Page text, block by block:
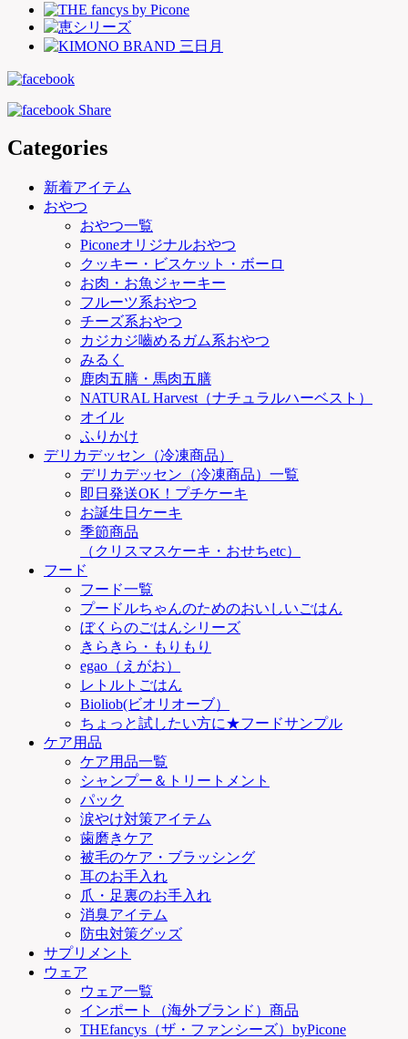
Categories
新着アイテム
おやつ
おやつ一覧
Piconeオリジナルおやつ
クッキー・ビスケット・ボーロ
お肉・お魚ジャーキー
フルーツ系おやつ
チーズ系おやつ
カジカジ嚙めるガム系おやつ
みるく
鹿肉五膳・馬肉五膳
NATURAL Harvest（ナチュラルハーベスト）
オイル
ふりかけ
デリカデッセン（冷凍商品）
デリカデッセン（冷凍商品）一覧
即日発送OK！プチケーキ
お誕生日ケーキ
季節商品
（クリスマスケーキ・おせちetc）
フード
フード一覧
プードルちゃんのためのおいしいごはん
ぼくらのごはんシリーズ
きらきら・もりもり
egao（えがお）
レトルトごはん
Bioliob(ビオリオーブ）
ちょっと試したい方に★フードサンプル
ケア用品
ケア用品一覧
シャンプー＆トリートメント
パック
涙やけ対策アイテム
歯磨きケア
被毛のケア・ブラッシング
耳のお手入れ
爪・足裏のお手入れ
消臭アイテム
防虫対策グッズ
サプリメント
ウェア
ウェア一覧
インポート（海外ブランド）商品
THEfancys（ザ・ファンシーズ）byPicone